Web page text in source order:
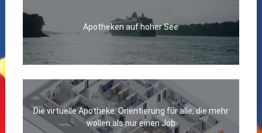
Apotheken auf hoher See
Die virtuelle Apotheke: Orientierung für alle, die mehr
wollen als nur einen Job